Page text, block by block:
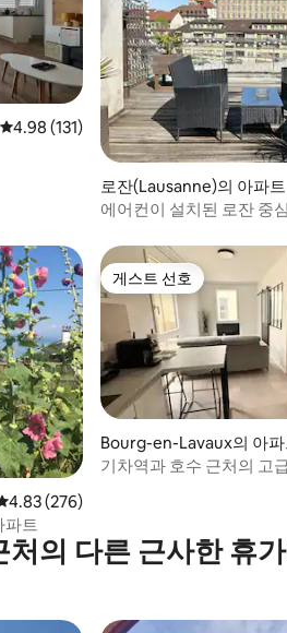
평점 4.98점(5점 만점), 후기 131개
4.98 (131)
로잔(Lausanne)의 아파트
에어컨이 설치된 로잔 중
점 4.83점(5점 만점), 후기 276개
4.83 (276)
파트
게스트 선호
게스트 선호
Bourg-en-Lavaux의 아파
기차역과 호수 근처의 고
의 다른 근사한 휴